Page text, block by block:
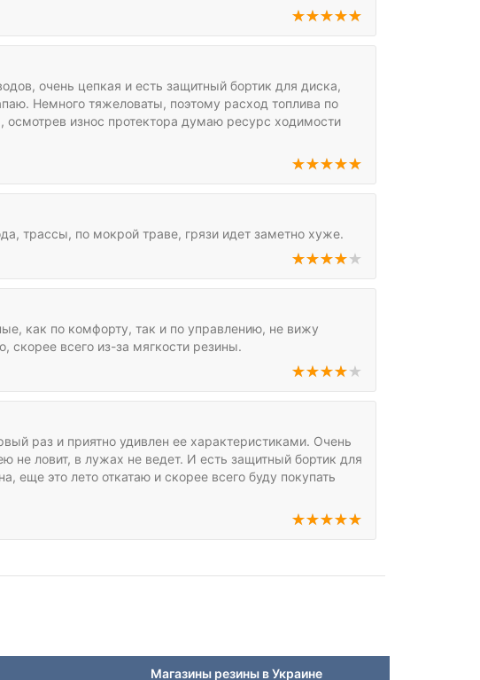
очень цепкая и есть защитный бортик для диска,
Немного тяжеловаты, поэтому расход топлива по
износ протектора думаю ресурс ходимости
трассы, по мокрой траве, грязи идет заметно хуже.
как по комфорту, так и по управлению, не вижу
скорее всего из-за мягкости резины.
раз и приятно удивлен ее характеристиками. Очень
не ловит, в лужах не ведет. И есть защитный бортик для
еще это лето откатаю и скорее всего буду покупать
Магазины резины в Украине